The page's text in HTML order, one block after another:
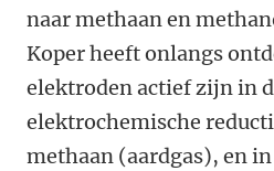
naar methaan en
Koper heeft onlangs
elektroden actief zijn in
elektrochemische
methaan (aardgas), en